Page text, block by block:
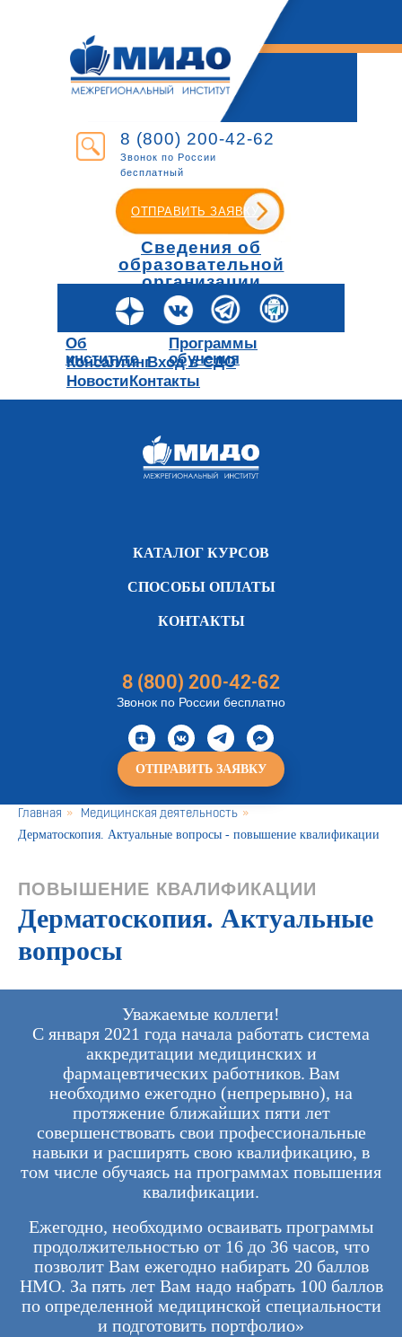
8 (800) 200-42-62
Звонок по России
бесплатный
ОТПРАВИТЬ ЗАЯВКУ
Сведения об
образовательной
организации
Об
институте
Программы
обучения
Консалтинг
Новости
Вход в СДО
Контакты
КАТАЛОГ КУРСОВ
СПОСОБЫ ОПЛАТЫ
КОНТАКТЫ
8 (800) 200-42-62
Звонок по России бесплатно
ОТПРАВИТЬ ЗАЯВКУ
Главная » Медицинская деятельность »
Дерматоскопия. Актуальные вопросы - повышение квалификации
ПОВЫШЕНИЕ КВАЛИФИКАЦИИ
Дерматоскопия. Актуальные
вопросы
Уважаемые коллеги!
С января 2021 года начала работать система
аккредитации медицинских и
фармацевтических работников. Вам
необходимо ежегодно (непрерывно), на
протяжение ближайших пяти лет
совершенствовать свои профессиональные
навыки и расширять свою квалификацию, в
том числе обучаясь на программах повышения
квалификации.
Ежегодно, необходимо осваивать программы
продолжительностью от 16 до 36 часов, что
позволит Вам ежегодно набирать 20 баллов
НМО. За пять лет Вам надо набрать 100 баллов
по определенной медицинской специальности
и подготовить портфолио»